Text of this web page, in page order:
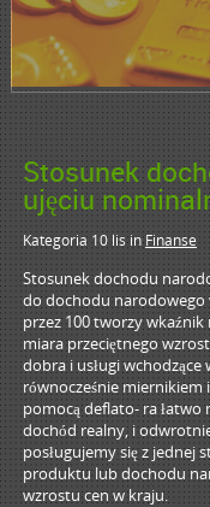
Stosunek
ujęciu
Kategoria 10 lisinFinanse
Stosunek dochodu
do dochodu narodowego
przez 100 tworzy
miara przeciętnego
dobra i usługi
równocześnie miernikiem
pomocą deflato- ra
dochód realny, i
posługujemy się z jednej
produktu lub dochodu
wzrostu cen w kraju.